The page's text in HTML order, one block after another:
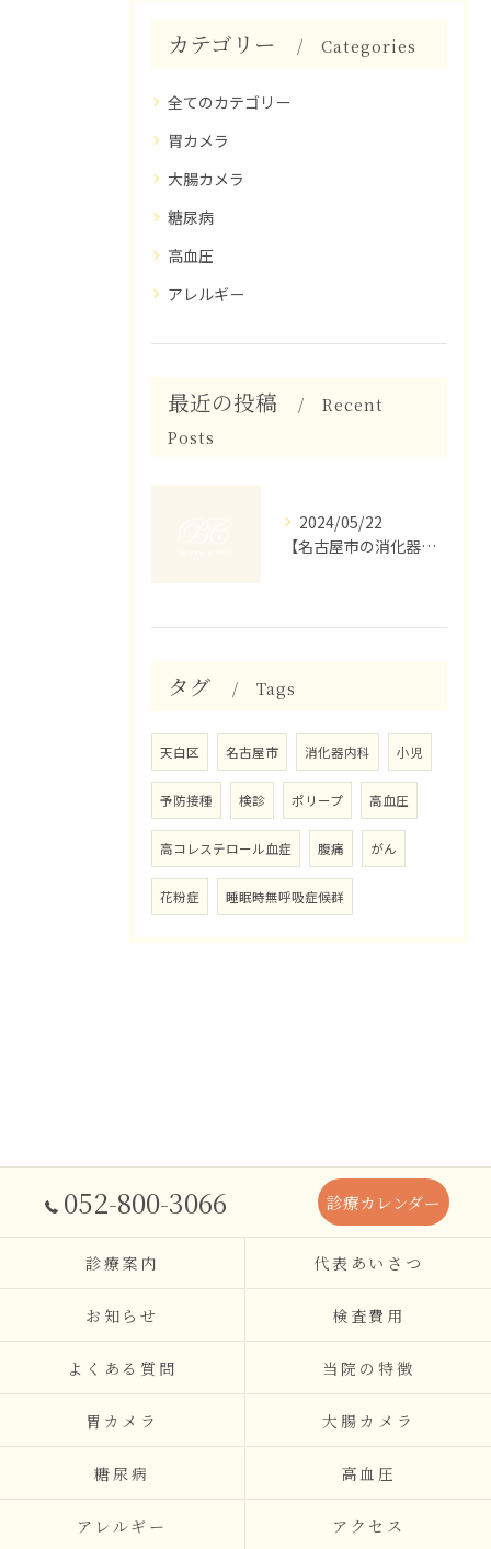
カテゴリー Categories
全てのカテゴリー
胃カメラ
大腸カメラ
糖尿病
高血圧
アレルギー
最近の投稿
Recent
Posts
2024/05/22
【名古屋市の消化器内科】胃がん検診のご紹介です。
タグ Tags
天白区 名古屋市 消化器内科 小児
予防接種 検診 ポリープ 高血圧
高コレステロール血症 腹痛 がん
花粉症 睡眠時無呼吸症候群
052-800-3066 診療カレンダー
診療案内 代表あいさつ
お知らせ 検査費用
よくある質問 当院の特徴
胃カメラ 大腸カメラ
糖尿病 高血圧
アレルギー アクセス